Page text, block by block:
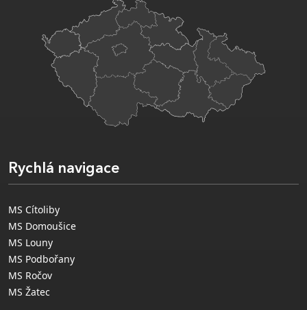
Rychlá navigace
MS Cítoliby
MS Domoušice
MS Louny
MS Podbořany
MS Ročov
MS Žatec